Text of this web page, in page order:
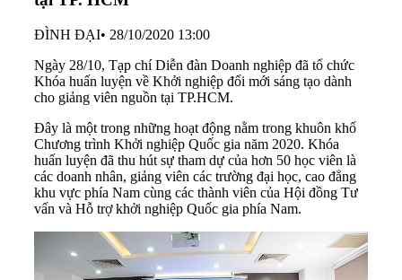
ĐÌNH ĐẠI• 28/10/2020 13:00
Ngày 28/10, Tạp chí Diễn đàn Doanh nghiệp đã tổ chức
Khóa huấn luyện về Khởi nghiệp đổi mới sáng tạo dành
cho giảng viên nguồn tại TP.HCM.
Đây là một trong những hoạt động nằm trong khuôn khổ
Chương trình Khởi nghiệp Quốc gia năm 2020. Khóa
huấn luyện đã thu hút sự tham dự của hơn 50 học viên là
các doanh nhân, giảng viên các trường đại học, cao đẳng
khu vực phía Nam cùng các thành viên của Hội đồng Tư
vấn và Hỗ trợ khởi nghiệp Quốc gia phía Nam.